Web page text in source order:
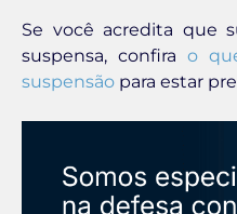
Se você acredita que
suspensa, confirao
suspensão para estar